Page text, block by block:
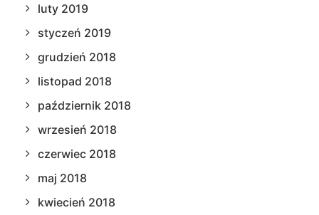
luty 2019
styczeń 2019
grudzień 2018
listopad 2018
październik 2018
wrzesień 2018
czerwiec 2018
maj 2018
kwiecień 2018